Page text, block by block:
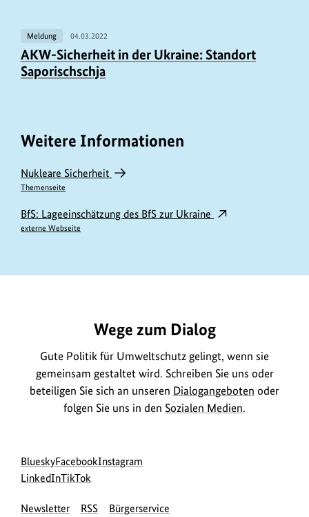
Meldung 04.03.2022
AKW-Sicherheit in der Ukraine: Standort
Saporischschja
Weitere Informationen
Nukleare Sicherheit
Themenseite
BfS: Lageeinschätzung des BfS zur Ukraine
externe Webseite
Wege zum Dialog
Gute Politik für Umweltschutz gelingt, wenn sie
gemeinsam gestaltet wird. Schreiben Sie uns oder
beteiligen Sie sich an unseren Dialogangeboten oder
folgen Sie uns in den Sozialen Medien.
Social
Media
Blueskyzur
Bluesky-
des
Facebookzur
des
Instagram
des
LinkedInzur
Seite
zur
Seite
TikTok
Newsletter RSS Bürgerservice